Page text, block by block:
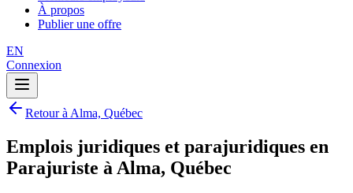
À propos
Publier une offre
EN
Connexion
Retour à Alma, Québec
Emplois juridiques et parajuridiques en
Parajuriste à Alma, Québec